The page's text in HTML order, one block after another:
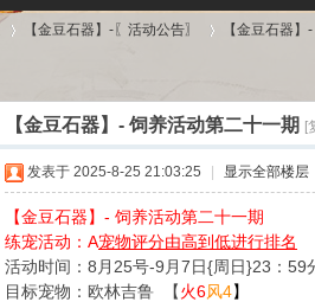
【金豆石器】-〖活动公告〗
›
【金豆石器
【金豆石器】- 饲养活动第二十一期 [
发表于 2025-8-25 21:03:25 显示全部楼层
【金豆石器】- 饲养活动第二十一期
练宠活动：A宠物评分由高到低进行排名
活动时间：8月25号-9月7日{周日}23：59
目标宠物：欧林吉鲁 【火6风4】